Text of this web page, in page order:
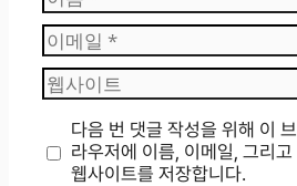
름
이
메
일
웹
사
트
다음 번 댓글 작성을 위해 이 브
라우저에 이름, 이메일, 그리고
웹사이트를 저장합니다.